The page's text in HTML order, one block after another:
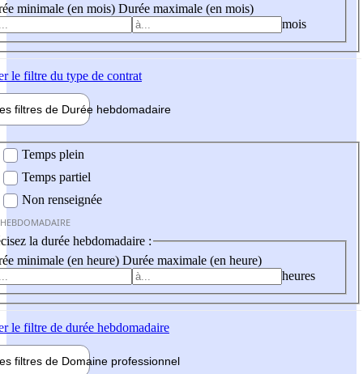
minimale (en mois) Durée maximale (en mois)
mois
le filtre du type de contrat
filtres de Durée hebdomadaire
Temps plein
Temps partiel
Non renseignée
la durée hebdomadaire :
minimale (en heure) Durée maximale (en heure)
heures
le filtre de durée hebdomadaire
filtres de Domaine professionnel